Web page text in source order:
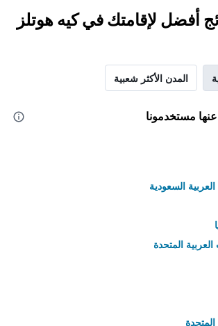
أفضل لإقامتك في كيه هوتلز
المدن الأكثر شعبية
مستخدمونا
السعودية
المتحدة